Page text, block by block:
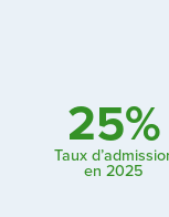
25%
Taux
en 2025